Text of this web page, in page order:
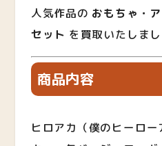
人気作品の おもちゃ・
セット を買取いたしまし
商品内容
ヒロアカ（僕のヒーロ